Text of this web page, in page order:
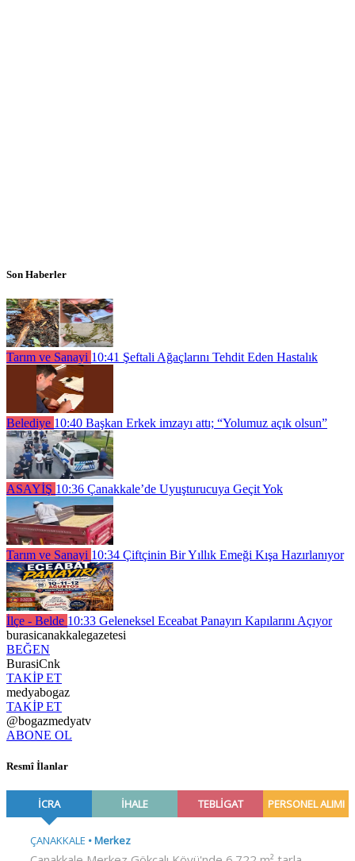
Son Haberler
Tarım ve Sanayi 10:41 Şeftali Ağaçlarını Tehdit Eden Hastalık
Belediye 10:40 Başkan Erkek imzayı attı; “Yolumuz açık olsun”
ASAYİŞ 10:36 Çanakkale’de Uyuşturucuya Geçit Yok
Tarım ve Sanayi 10:34 Çiftçinin Bir Yıllık Emeği Kışa Hazırlanıyor
İlçe - Belde 10:33 Geleneksel Eceabat Panayırı Kapılarını Açıyor
burasicanakkalegazetesi
BEĞEN
BurasiCnk
TAKİP ET
medyabogaz
TAKİP ET
@bogazmedyatv
ABONE OL
Resmî İlanlar